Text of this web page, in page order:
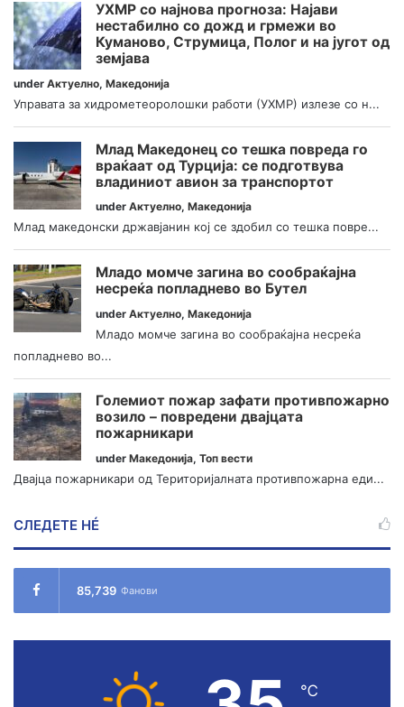
УХМР со најнова прогноза: Најави
нестабилно со дожд и грмежи во
Куманово, Струмица, Полог и на југот од
земјава
under Актуелно, Македонија
Управата за хидрометеоролошки работи (УХМР) излезе со н...
Млад Македонец со тешка повреда го
враќаат од Турција: се подготвува
владиниот авион за транспортот
under Актуелно, Македонија
Млад македонски државјанин кој се здобил со тешка повре...
Младо момче загина во сообраќајна
несреќа попладнево во Бутел
under Актуелно, Македонија
Младо момче загина во сообраќајна несреќа
попладнево во...
Големиот пожар зафати противпожарно
возило – повредени двајцата
пожарникари
under Македонија, Топ вести
Двајца пожарникари од Територијалната противпожарна еди...
СЛЕДЕТЕ НÉ
85,739 Фанови
℃